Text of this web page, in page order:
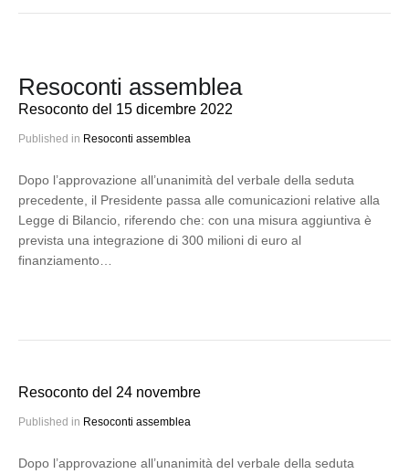
Resoconti assemblea
Resoconto del 15 dicembre 2022
Published in Resoconti assemblea
Dopo l’approvazione all’unanimità del verbale della seduta
precedente, il Presidente passa alle comunicazioni relative alla
Legge di Bilancio, riferendo che: con una misura aggiuntiva è
prevista una integrazione di 300 milioni di euro al
finanziamento…
Resoconto del 24 novembre
Published in Resoconti assemblea
Dopo l’approvazione all’unanimità del verbale della seduta